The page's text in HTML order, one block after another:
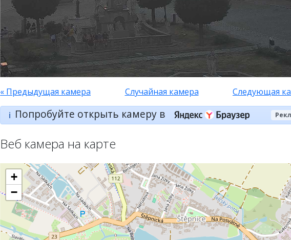
« Предыдущая камера Случайная камера Следующая
ℹ️ Попробуйте открыть камеру в
Веб камера на карте
+
−